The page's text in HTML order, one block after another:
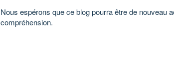
Nous espérons que ce blog pourra être de nouveau
compréhension.